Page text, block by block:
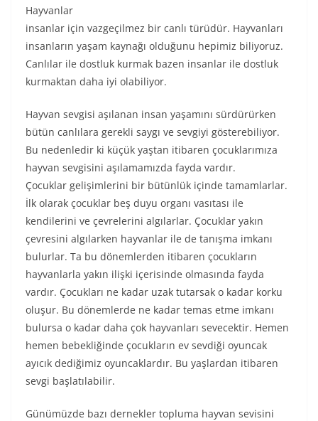
Hayvanlar
insanlar için vazgeçilmez bir canlı türüdür. Hayvanları
insanların yaşam kaynağı olduğunu hepimiz biliyoruz.
Canlılar ile dostluk kurmak bazen insanlar ile dostluk
kurmaktan daha iyi olabiliyor.
Hayvan sevgisi aşılanan insan yaşamını sürdürürken
bütün canlılara gerekli saygı ve sevgiyi gösterebiliyor.
Bu nedenledir ki küçük yaştan itibaren çocuklarımıza
hayvan sevgisini aşılamamızda fayda vardır.
Çocuklar gelişimlerini bir bütünlük içinde tamamlarlar.
İlk olarak çocuklar beş duyu organı vasıtası ile
kendilerini ve çevrelerini algılarlar. Çocuklar yakın
çevresini algılarken hayvanlar ile de tanışma imkanı
bulurlar. Ta bu dönemlerden itibaren çocukların
hayvanlarla yakın ilişki içerisinde olmasında fayda
vardır. Çocukları ne kadar uzak tutarsak o kadar korku
oluşur. Bu dönemlerde ne kadar temas etme imkanı
bulursa o kadar daha çok hayvanları sevecektir. Hemen
hemen bebekliğinde çocukların ev sevdiği oyuncak
ayıcık dediğimiz oyuncaklardır. Bu yaşlardan itibaren
sevgi başlatılabilir.
Günümüzde bazı dernekler topluma hayvan sevisini